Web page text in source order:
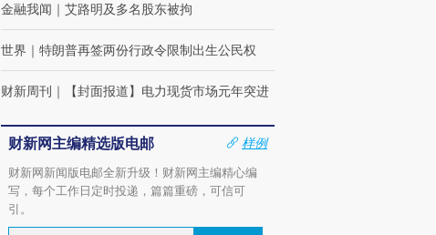
金融我闻 ｜ 艾路明及多名股东被拘
世界 ｜ 特朗普再签两份行政令限制出生公民权
财新周刊 ｜ 【封面报道】电力现货市场元年突进
财新网主编精选版电邮
样例
财新网新闻版电邮全新升级！财新网主编精心编
写，每个工作日定时投递，篇篇重磅，可信可
引。